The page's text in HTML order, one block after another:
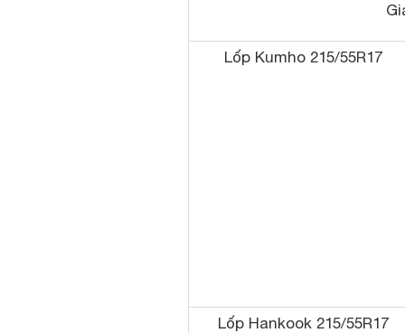
Lốp Kumho 215/55R17
Lốp Hankook 215/55R17